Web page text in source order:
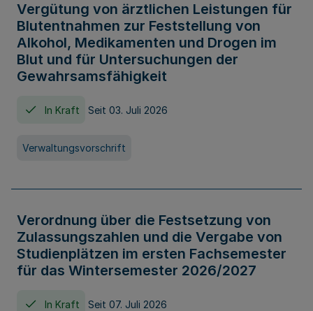
Vergütung von ärztlichen Leistungen für
Blutentnahmen zur Feststellung von
Alkohol, Medikamenten und Drogen im
Blut und für Untersuchungen der
Gewahrsamsfähigkeit
In Kraft Seit 03. Juli 2026
Verwaltungsvorschrift
Verordnung über die Festsetzung von
Zulassungszahlen und die Vergabe von
Studienplätzen im ersten Fachsemester
für das Wintersemester 2026/2027
In Kraft Seit 07. Juli 2026